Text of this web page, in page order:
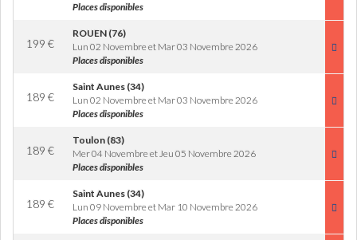
Places disponibles
199 €
ROUEN (76)
Lun 02 Novembre et Mar 03 Novembre 2026
Places disponibles
189 €
Saint Aunes (34)
Lun 02 Novembre et Mar 03 Novembre 2026
Places disponibles
189 €
Toulon (83)
Mer 04 Novembre et Jeu 05 Novembre 2026
Places disponibles
189 €
Saint Aunes (34)
Lun 09 Novembre et Mar 10 Novembre 2026
Places disponibles